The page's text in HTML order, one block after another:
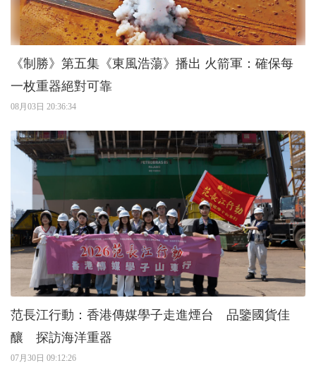
《制勝》第五集《東風浩蕩》播出 火箭軍：確保每
一枚重器絕對可靠
08月03日 20:36:34
范長江行動：香港傳媒學子走進煙台 品鑒國貨佳
釀 探訪海洋重器
07月30日 09:12:26